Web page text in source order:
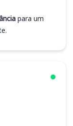
para um